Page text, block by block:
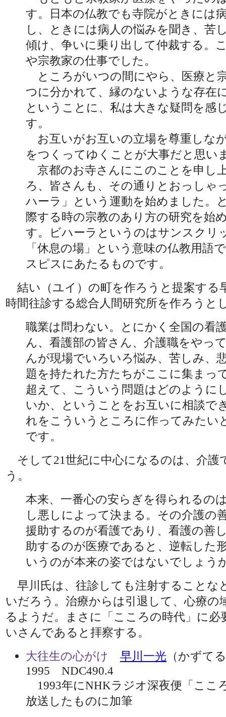
す。日本の仏教でも寺院がときには
し、ときには病人の悩みを聞き、苦
傾け、争いに乗り出して仲裁する。
や宗教家の仕事でした。
ところがいつの間にやら、医療と
つに分かれて、縁のないような存在
ということに、私は大きな疑問を感
す。
お互いがお互いの立場を尊重しな
をつくってゆくことが大事だと思い
京都のお寺さんにこのことを申し
ろ、皆さんも、その通りとおっしゃ
ハーラ」という運動を始めました。
際する時の宗教のあり方の研究を始
す。ビハーラというのはサンスクリ
「休息の場」という意味の仏教用語
スピスにあたるものです。
結い（ユイ）の町を作ろうと提案する
時間往診する総合人間研究所を作ろうと
職業は問わない。とにかく全国の看
ん、看護部の皆さん、介護職をやっ
んが現場でいろいろ悩み、苦しみ、
題を持たれた方たちがここに集まっ
超えて、こういう問題はどのように
いか、ということをお互いに相談で
れをこういうところに作ってみたい
です。
そして21世紀に中心になるのは、介護
う。
本来、一番心の安らぎを得られるの
し悪しによって決まる。その介護の
援助するのが看護であり、看護の善
助するのが医療であると、逆転した
いうのが本来の姿ではないでしょう
早川氏は、往診しても注射することな
いだろう。治療からは引退して、心療の
るようだ。まさに「こころの時代」に必
いさんであると拝察する。
大往生の心がけ
早川一光 （かず
1995 NDC490.4
1993年にNHKラジオ深夜便「ここ
放送したものに加筆